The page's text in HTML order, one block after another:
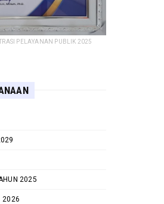
PELAYANAN PUBLIK 2025
2025
2026